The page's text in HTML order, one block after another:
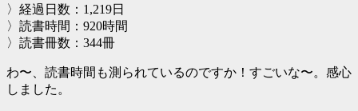
〉経過日数：1,219日
〉読書時間：920時間
〉読書冊数：344冊
わ〜、読書時間も測られているのですか！すごいな〜。感心
しました。